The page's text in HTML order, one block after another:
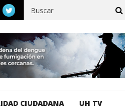
92 % de avance en obras de
CIUDADANA UH TV